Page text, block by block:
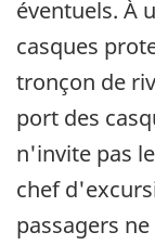
éventuels. À
casques
tronçon de
port des
n'invite pas
chef
passagers